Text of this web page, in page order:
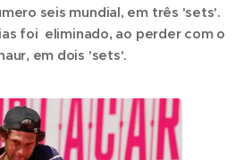
seis mundial, em três 'sets'.
foi eliminado, ao perder com o
em dois 'sets'.